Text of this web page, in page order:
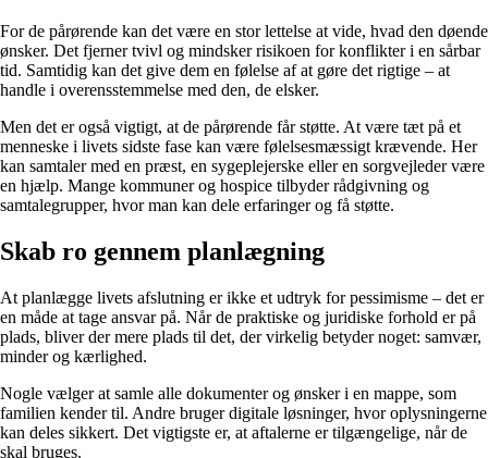
For de pårørende kan det være en stor lettelse at vide, hvad den døende
ønsker. Det fjerner tvivl og mindsker risikoen for konflikter i en sårbar
tid. Samtidig kan det give dem en følelse af at gøre det rigtige – at
handle i overensstemmelse med den, de elsker.
Men det er også vigtigt, at de pårørende får støtte. At være tæt på et
menneske i livets sidste fase kan være følelsesmæssigt krævende. Her
kan samtaler med en præst, en sygeplejerske eller en sorgvejleder være
en hjælp. Mange kommuner og hospice tilbyder rådgivning og
samtalegrupper, hvor man kan dele erfaringer og få støtte.
Skab ro gennem planlægning
At planlægge livets afslutning er ikke et udtryk for pessimisme – det er
en måde at tage ansvar på. Når de praktiske og juridiske forhold er på
plads, bliver der mere plads til det, der virkelig betyder noget: samvær,
minder og kærlighed.
Nogle vælger at samle alle dokumenter og ønsker i en mappe, som
familien kender til. Andre bruger digitale løsninger, hvor oplysningerne
kan deles sikkert. Det vigtigste er, at aftalerne er tilgængelige, når de
skal bruges.